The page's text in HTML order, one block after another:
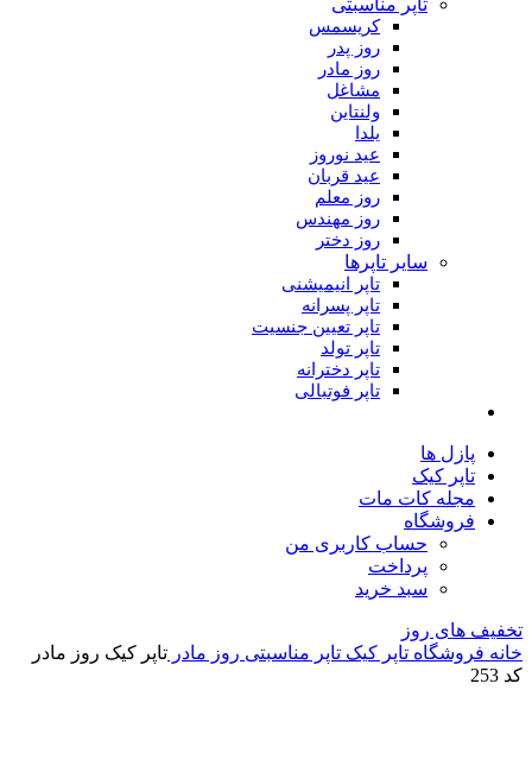
تاپر مناسبتی
کریسمس
روز پدر
روز مادر
مشاغل
ولنتاین
یلدا
عید نوروز
عید قربان
روز معلم
روز مهندس
روز دختر
سایر تاپرها
تاپر انیمیشنی
تاپر پسرانه
تاپر تعیین جنسیت
تاپر تولد
تاپر دخترانه
تاپر فوتبالی
پازل ها
تاپر کیک
مجله کات مات
فروشگاه
حساب کاربری من
پرداخت
سبد خرید
تخفیف های روز
خانه فروشگاه تاپر کیک تاپر مناسبتی روز مادر تاپر کیک روز مادر
کد 253